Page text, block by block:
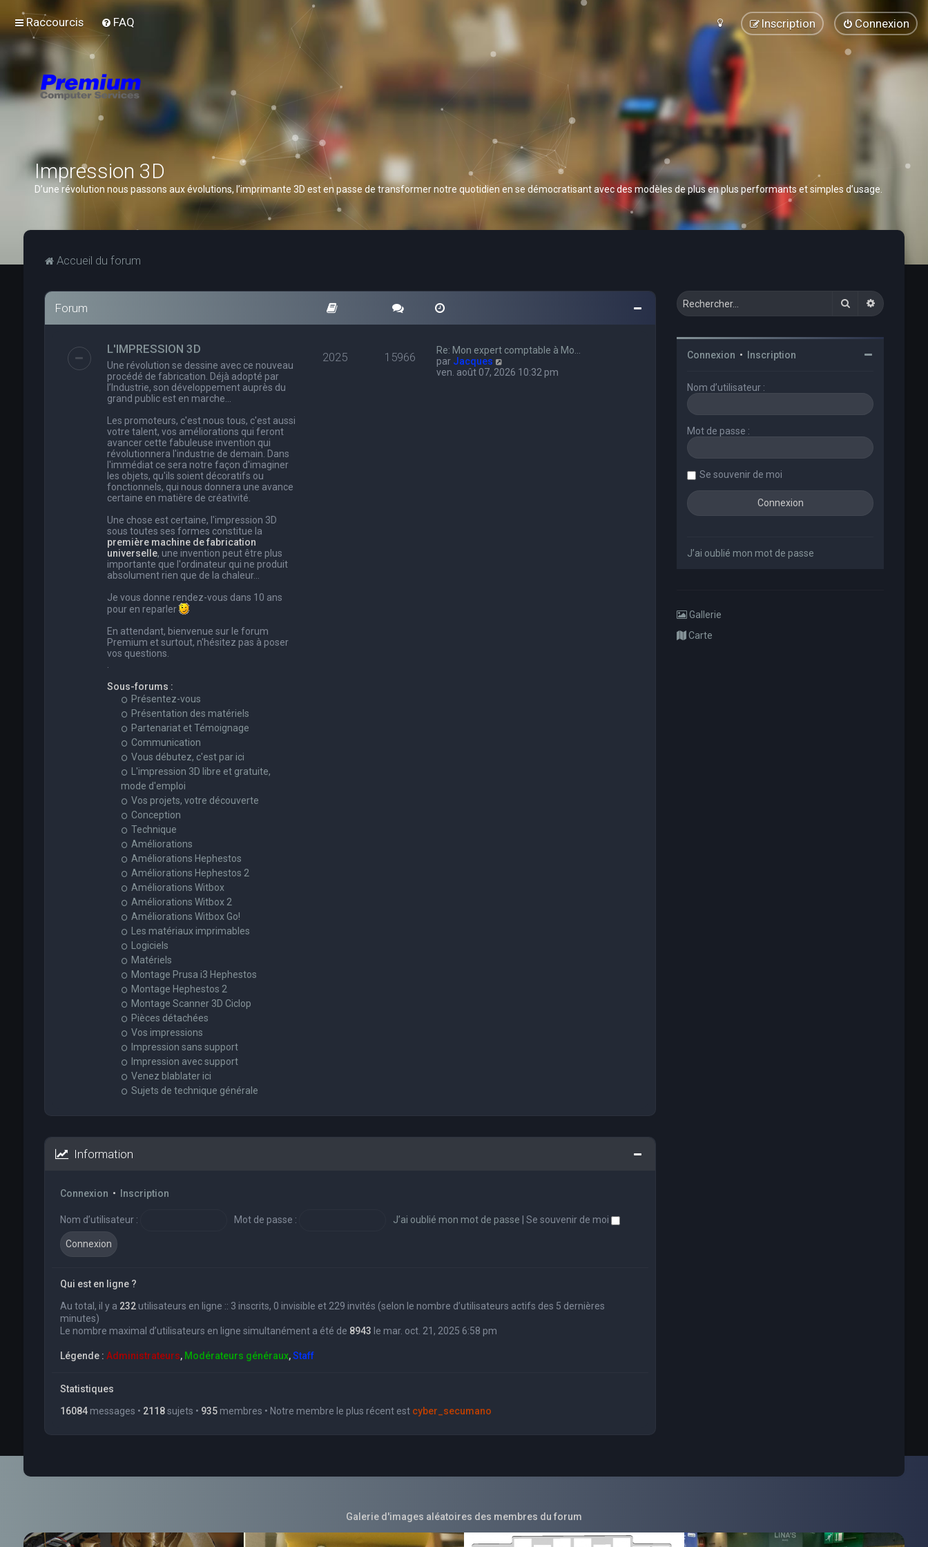
Raccourcis FAQ Connexion
Inscription
Impression 3D
D’une révolution nous passons aux évolutions, l’imprimante 3D est en passe de transformer notre quotidien en se démocratisant avec des modèles de plus en plus performants et simples d’usage.
Accueil du forum
Forum
L'IMPRESSION 3D
Une révolution se dessine avec ce nouveau
procédé de fabrication. Déjà adopté par
l’Industrie, son développement auprès du
grand public est en marche…
Les promoteurs, c'est nous tous, c'est aussi
votre talent, vos améliorations qui feront
avancer cette fabuleuse invention qui
révolutionnera l'industrie de demain. Dans
l'immédiat ce sera notre façon d'imaginer
les objets, qu'ils soient décoratifs ou
fonctionnels, qui nous donnera une avance
certaine en matière de créativité.
Une chose est certaine, l'impression 3D
sous toutes ses formes constitue la
première machine de fabrication
universelle, une invention peut être plus
importante que l'ordinateur qui ne produit
absolument rien que de la chaleur...
Je vous donne rendez-vous dans 10 ans
pour en reparler
En attendant, bienvenue sur le forum
Premium et surtout, n'hésitez pas à poser
vos questions.
Sous-forums :
Présentez-vous
Présentation des matériels
Partenariat et Témoignage
Communication
Vous débutez, c'est par ici
L'impression 3D libre et gratuite,
mode d'emploi
Vos projets, votre découverte
Conception
Technique
Améliorations
Améliorations Hephestos
Améliorations Hephestos 2
Améliorations Witbox
Améliorations Witbox 2
Améliorations Witbox Go!
Les matériaux imprimables
Logiciels
Matériels
Montage Prusa i3 Hephestos
Montage Hephestos 2
Montage Scanner 3D Ciclop
Pièces détachées
Vos impressions
Impression sans support
Impression avec support
Venez blablater ici
Sujets de technique générale
2025 15966
Re: Mon expert comptable à Mo…
par Jacques
o
ven. août 07, 2026 10:32 pm
Information
Connexion • Inscription
Nom d’utilisateur : Mot de passe : J’ai oublié mon mot de passe Se souvenir de moi
Qui est en ligne ?
Au total, il y a 232utilisateurs en ligne :: 3 inscrits, 0 invisible et 229 invités (selon le nombre d’utilisateurs actifs des 5 dernières
minutes)
Le nombre maximal d’utilisateurs en ligne simultanément a été de 8943 le mar. oct. 21, 2025 6:58 pm
Légende : Administrateurs, Modérateurs généraux,Staff
Statistiques
16084messages • 2118sujets • 935membres • Notre membre le plus récent est cyber_secumano
Rechercher
Connexion • Inscription
Nom d’utilisateur :
Mot de passe :
Se souvenir de moi
J’ai oublié mon mot de passe
Gallerie
Carte
Galerie d'images aléatoires des membres du forum